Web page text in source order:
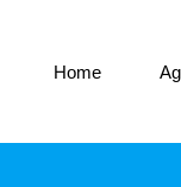
Home